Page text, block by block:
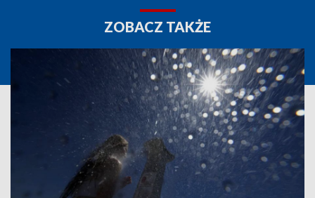
ZOBACZ TAKŻE